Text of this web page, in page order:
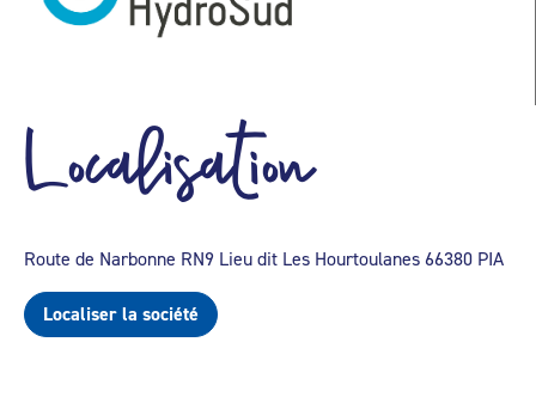
Localisation
Route de Narbonne RN9 Lieu dit Les Hourtoulanes 66380 PIA
Localiser la société